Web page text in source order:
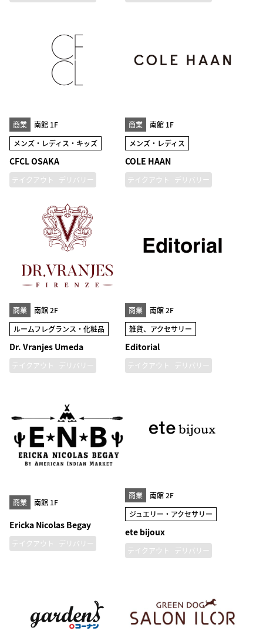
商業
南館 1F
メンズ・レディス・キッズ
CFCL OSAKA
テイクアウト デリバリー
商業
南館 1F
メンズ・レディス
COLE HAAN
テイクアウト デリバリー
商業
南館 2F
ルームフレグランス・化粧品
Dr. Vranjes Umeda
テイクアウト デリバリー
商業
南館 2F
雑貨、アクセサリー
Editorial
テイクアウト デリバリー
商業 南館 1F
Ericka Nicolas Begay
テイクアウト デリバリー
商業
南館 2F
ジュエリー・アクセサリー
ete bijoux
テイクアウト デリバリー